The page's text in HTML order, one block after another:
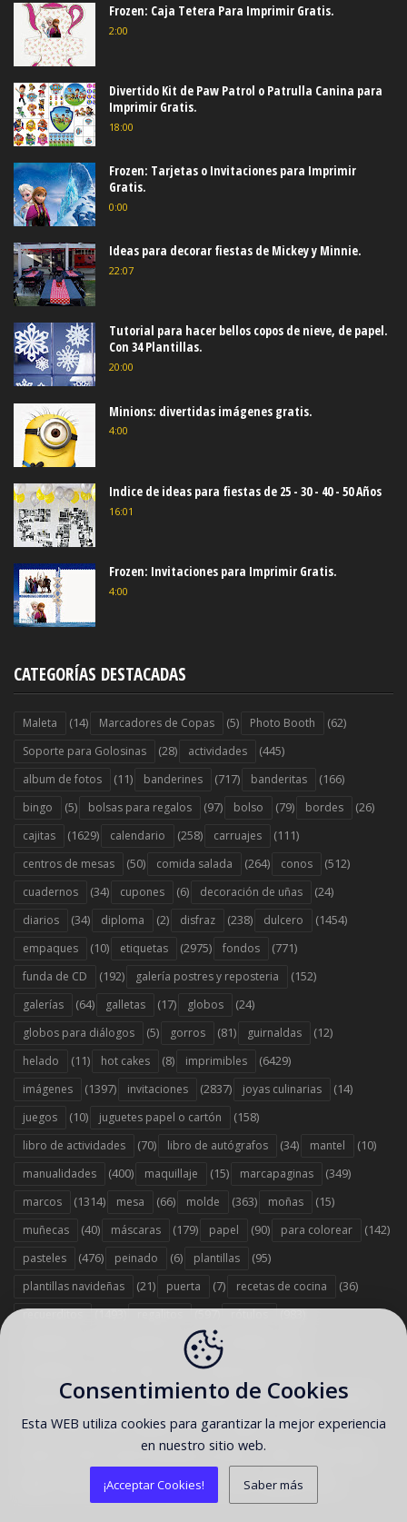
Frozen: Caja Tetera Para Imprimir Gratis.
2:00
Divertido Kit de Paw Patrol o Patrulla Canina para
Imprimir Gratis.
18:00
Frozen: Tarjetas o Invitaciones para Imprimir
Gratis.
0:00
Ideas para decorar fiestas de Mickey y Minnie.
22:07
Tutorial para hacer bellos copos de nieve, de papel.
Con 34 Plantillas.
20:00
Minions: divertidas imágenes gratis.
4:00
Indice de ideas para fiestas de 25 - 30 - 40 - 50 Años
16:01
Frozen: Invitaciones para Imprimir Gratis.
4:00
CATEGORÍAS DESTACADAS
Maleta (14) Marcadores de Copas (5) Photo Booth (62)
Soporte para Golosinas (28) actividades (445)
album de fotos (11) banderines (717) banderitas (166)
bingo (5) bolsas para regalos (97) bolso (79) bordes (26)
cajitas (1629) calendario (258) carruajes (111)
centros de mesas (50) comida salada (264) conos (512)
cuadernos (34) cupones (6) decoración de uñas (24)
diarios (34) diploma (2) disfraz (238) dulcero (1454)
empaques (10) etiquetas (2975) fondos (771)
funda de CD (192) galería postres y reposteria (152)
galerías (64) galletas (17) globos (24)
globos para diálogos (5) gorros (81) guirnaldas (12)
helado (11) hot cakes (8) imprimibles (6429)
imágenes (1397) invitaciones (2837) joyas culinarias (14)
juegos (10) juguetes papel o cartón (158)
libro de actividades (70) libro de autógrafos (34) mantel (10)
manualidades (400) maquillaje (15) marcapaginas (349)
marcos (1314) mesa (66) molde (363) moñas (15)
muñecas (40) máscaras (179) papel (90) para colorear (142)
pasteles (476) peinado (6) plantillas (95)
plantillas navideñas (21) puerta (7) recetas de cocina (36)
recuerditos (1493) (597) (983)
(743) servilletas
sorpresas
souvenirs (1578) stand (67) stickers (263) tarjetas (2353)
tarta (303) tartas originales (442) toppers (1358)
tutorial reposteria y postres
viseras (7) wrappers (707) zapatos
Consentimiento de Cookies
Esta WEB utiliza cookies para garantizar la mejor experiencia
en nuestro sitio web.
¡Acceptar Cookies! Saber más